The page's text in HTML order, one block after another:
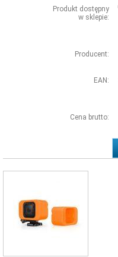
Produkt dostępny
w sklepie:
Producent:
EAN:
Cena brutto: